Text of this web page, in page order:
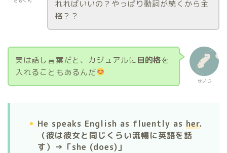
れればいいの？やっぱり動詞が続くから主
格？？
せいじ
実は話し言葉だと、カジュアルに目的格を
入れることもあるんだ
He speaks English as fluently as her.
（彼は彼女と同じくらい流暢に英語を話
す）→「she (does)」